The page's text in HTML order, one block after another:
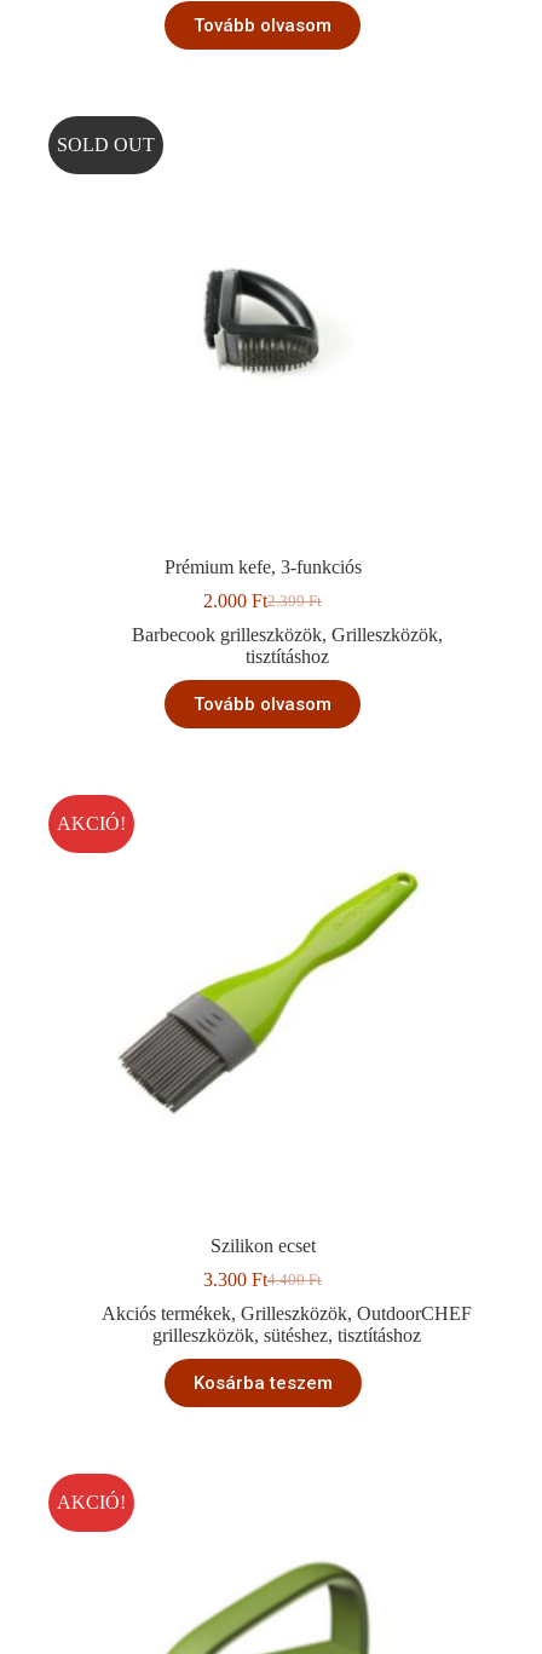
Tovább olvasom
SOLD OUT
Prémium kefe, 3-funkciós
2.399Ft
Original
price
was:
2.399 Ft.
2.000FtCurrent
price
is:
2.000 Ft.
Barbecook grilleszközök, Grilleszközök,
tisztításhoz
Tovább olvasom
AKCIÓ!
Szilikon ecset
4.400Ft
Original
price
was:
4.400 Ft.
3.300FtCurrent
price
is:
3.300 Ft.
Akciós termékek,Grilleszközök,OutdoorCHEF
grilleszközök,sütéshez,tisztításhoz
Kosárba teszem
AKCIÓ!